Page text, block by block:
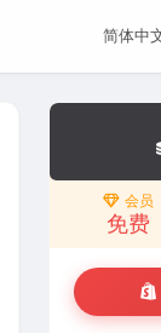
会员
免费